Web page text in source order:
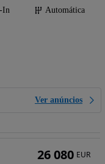
In
Automática
Ver anúncios
26 080 EUR